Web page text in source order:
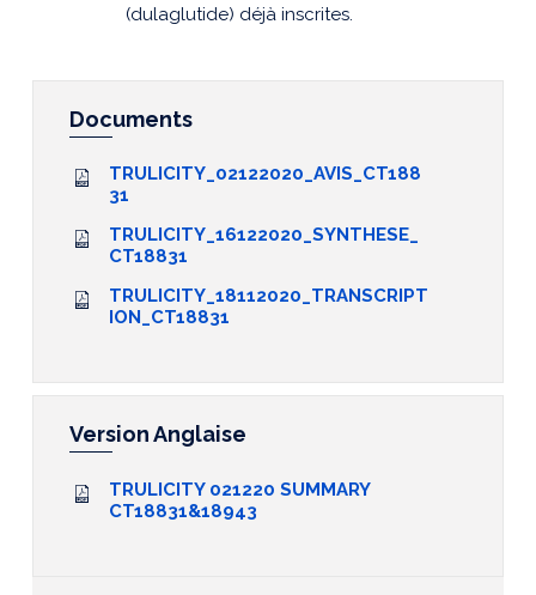
(dulaglutide) déjà inscrites.
Documents
TRULICITY_02122020_AVIS_CT188
31
TRULICITY_16122020_SYNTHESE_
CT18831
TRULICITY_18112020_TRANSCRIPT
ION_CT18831
Version Anglaise
TRULICITY 021220 SUMMARY
CT18831&18943